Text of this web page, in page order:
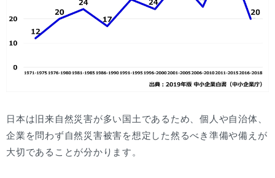
日本は旧来自然災害が多い国土であるため、個人や自治体、
企業を問わず自然災害被害を想定した然るべき準備や備えが
大切であることが分かります。